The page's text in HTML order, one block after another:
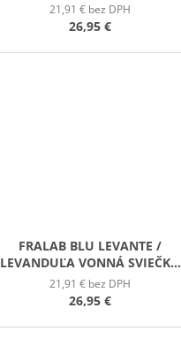
21,91 € bez DPH
26,95 €
FRALAB BLU LEVANTE /
LEVANDUĽA VONNÁ SVIEČKA
390G
21,91 € bez DPH
26,95 €